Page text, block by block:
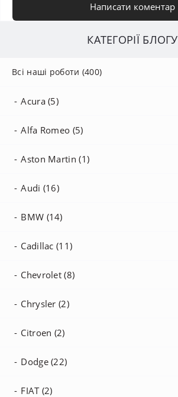
Написати коментар
КАТЕГОРІЇ БЛОГУ
Всі наші роботи (400)
Acura (5)
Alfa Romeo (5)
Aston Martin (1)
Audi (16)
BMW (14)
Cadillac (11)
Chevrolet (8)
Chrysler (2)
Citroen (2)
Dodge (22)
FIAT (2)